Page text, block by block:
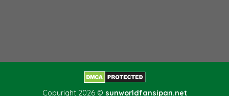
Copyright 2026 © sunworldfansipan.net